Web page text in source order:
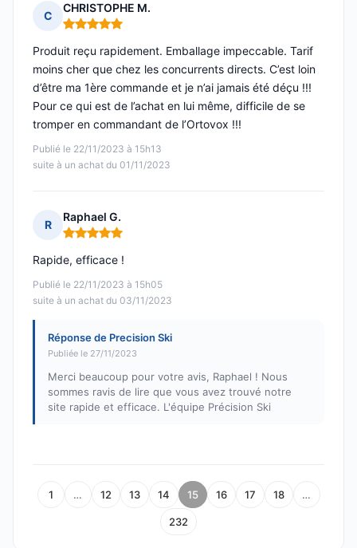
C
CHRISTOPHE M.
Note : 5 sur 5
Publié le 22/11/2023 à 15h13
suite à un achat du 01/11/2023
Produit reçu rapidement. Emballage impeccable. Tarif
moins cher que chez les concurrents directs. C’est loin
d’être ma 1ère commande et je n’ai jamais été déçu !!!
Pour ce qui est de l’achat en lui même, difficile de se
tromper en commandant de l’Ortovox !!!
R
Raphael G.
Note : 5 sur 5
Publié le 22/11/2023 à 15h05
suite à un achat du 03/11/2023
Rapide, efficace !
Réponse de Precision Ski
Publiée le 27/11/2023
Merci beaucoup pour votre avis, Raphael ! Nous
sommes ravis de lire que vous avez trouvé notre
site rapide et efficace. L'équipe Précision Ski
1 … 12 13 14 15 16 17 18 …
232